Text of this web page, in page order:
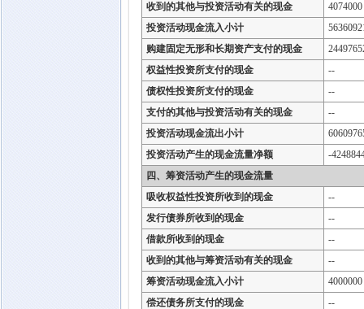
收到的其他与投资活动有关的现金
4074000
投资活动现金流入小计
购建固定无形和长期资产支付的现金
权益性投资所支付的现金
--
债权性投资所支付的现金
--
支付的其他与投资活动有关的现金
--
投资活动现金流出小计
投资活动产生的现金流量净额
-
四、筹资活动产生的现金流量
吸收权益性投资所收到的现金
--
发行债券所收到的现金
--
借款所收到的现金
--
收到的其他与筹资活动有关的现金
--
筹资活动现金流入小计
4000000
偿还债务所支付的现金
--